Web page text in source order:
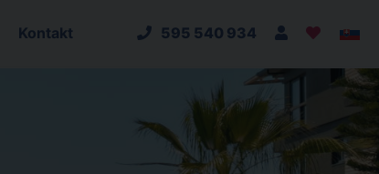
Kontakt 595 540 934